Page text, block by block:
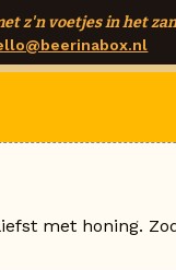
z'n voetjes in het
met honing.